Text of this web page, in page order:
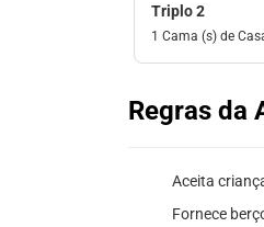
Triplo 2
1 Cama (s) de
Regras da
Aceita
Fornece